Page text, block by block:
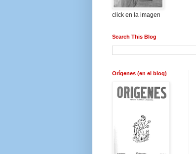
click en la imagen
Search This Blog
Orígenes (en el blog)